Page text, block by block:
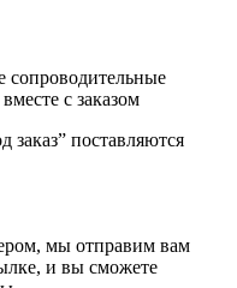
сопроводительные
с заказом
заказ” поставляются
мы отправим вам
и вы сможете